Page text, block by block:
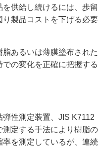
供給し続けるには、歩留
り製品コストを下げる必要
あるいは薄膜塗布された
の変化を正確に把握する
性測定装置、JIS K7112
定する手法により樹脂の
を測定しているが、連続